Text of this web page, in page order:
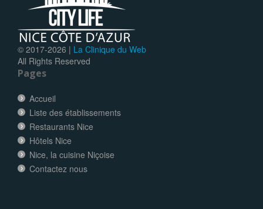
© 2017-2026 | La Clinique du Web
All Rights Reserved
Pages
Accueil
Liste des établissements
Restaurants Nice
Hôtels Nice
Nice, la cuisine Niçoise
Contactez nous